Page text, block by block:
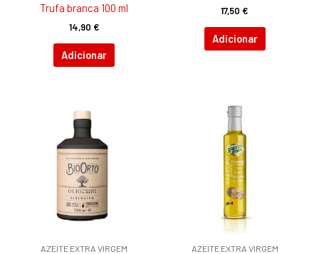
Trufa branca 100 ml
14,90 €
Adicionar
17,50 €
Adicionar
AZEITE EXTRA VIRGEM AZEITE EXTRA VIRGEM